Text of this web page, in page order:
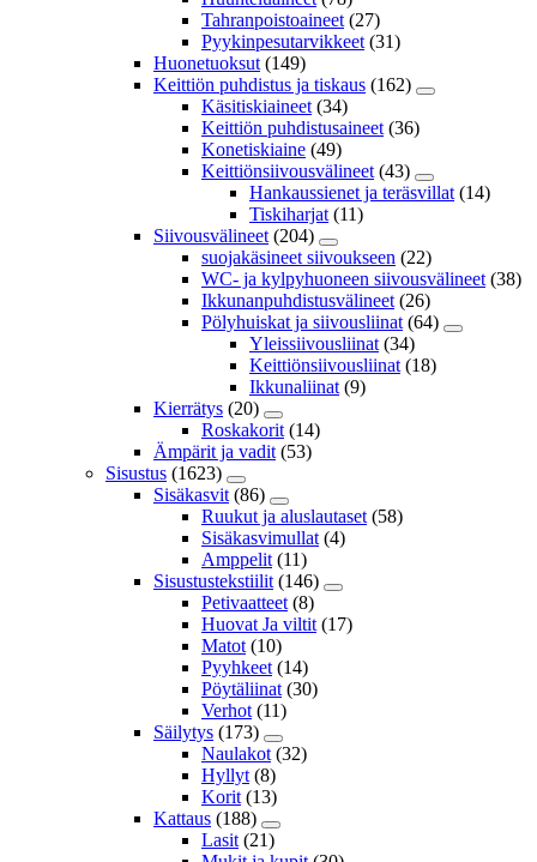
Tahranpoistoaineet (27)
Pyykinpesutarvikkeet (31)
Huonetuoksut (149)
Keittiön puhdistus ja tiskaus (162)
Käsitiskiaineet (34)
Keittiön puhdistusaineet (36)
Konetiskiaine (49)
Keittiönsiivousvälineet (43)
Hankaussienet ja teräsvillat (14)
Tiskiharjat (11)
Siivousvälineet (204)
suojakäsineet siivoukseen (22)
WC- ja kylpyhuoneen siivousvälineet (38)
Ikkunanpuhdistusvälineet (26)
Pölyhuiskat ja siivousliinat (64)
Yleissiivousliinat (34)
Keittiönsiivousliinat (18)
Ikkunaliinat (9)
Kierrätys (20)
Roskakorit (14)
Ämpärit ja vadit (53)
Sisustus (1623)
Sisäkasvit (86)
Ruukut ja aluslautaset (58)
Sisäkasvimullat (4)
Amppelit (11)
Sisustustekstiilit (146)
Petivaatteet (8)
Huovat Ja viltit (17)
Matot (10)
Pyyhkeet (14)
Pöytäliinat (30)
Verhot (11)
Säilytys (173)
Naulakot (32)
Hyllyt (8)
Korit (13)
Kattaus (188)
Lasit (21)